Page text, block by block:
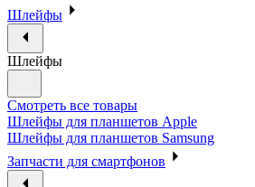
Шлейфы
Шлейфы
Смотреть все товары
Шлейфы для планшетов Apple
Шлейфы для планшетов Samsung
Запчасти для смартфонов